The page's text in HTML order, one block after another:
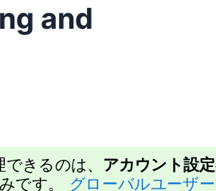
and
きるのは、 アカウント設定
です。 グローバルユーザ